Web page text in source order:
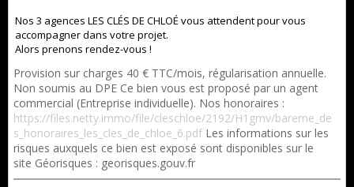
Nos 3 agences LES CLÉS DE CHLOÉ vous attendent pour vous
accompagner dans votre projet.
Alors prenons rendez-vous !
Provision sur charges 40 € TTC/mois, régularisation annuelle.
Non soumis au DPE Ce bien vous est proposé par un agent
commercial (Entreprise individuelle). Nos honoraires :
https://files.netty.immo/file/cleschloe/2192/H1gmv/bareme_de
s_honoraires_les_cles_de_chloe_6.pdfLes informations sur les
risques auxquels ce bien est exposé sont disponibles sur le
site Géorisques : georisques.gouv.fr